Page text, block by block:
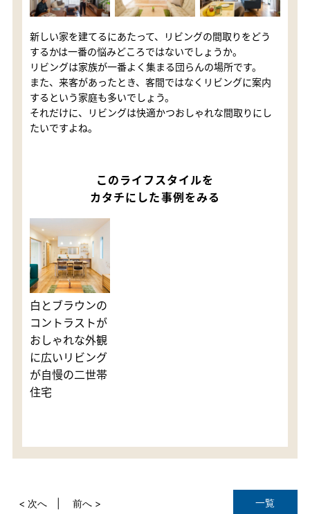
新しい家を建てるにあたって、リビングの間取りをどう
するかは一番の悩みどころではないでしょうか。
リビングは家族が一番よく集まる団らんの場所です。
また、来客があったとき、客間ではなくリビングに案内
するという家庭も多いでしょう。
それだけに、リビングは快適かつおしゃれな間取りにし
たいですよね。
このライフスタイルを
カタチにした事例をみる
白とブラウンの
コントラストが
おしゃれな外観
に広いリビング
が自慢の二世帯
住宅
一覧
< 次へ 前へ >